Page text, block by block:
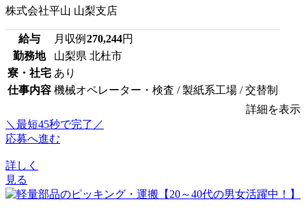
株式会社平山 山梨支店
給与 月収例 270,244円
勤務地
山梨県 北杜市
寮・社宅 あり
仕事内容 機械オペレーター・検査 / 製紙系工場 / 交替制
詳細を表示
＼最短45秒で完了／
応募へ進む
詳しく
見る